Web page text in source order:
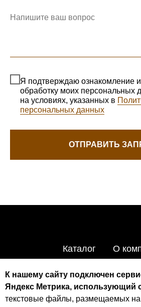
Я подтверждаю ознакомление
обработку моих персональных
на условиях, указанных в
персональных данных
ОТПРАВИТЬ
Каталог О
Преимущества
К нашему сайту подключен
Яндекс Метрика, использующий
текстовые файлы, размещаемых